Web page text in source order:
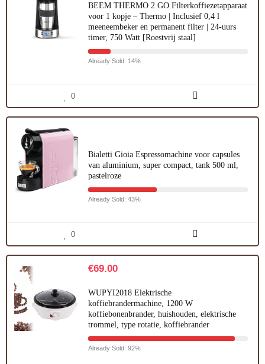
BEEM THERMO 2 GO Filterkoffiezetapparaat
voor 1 kopje – Thermo | Inclusief 0,4 l
meeneembeker en permanent filter | 24-uurs
timer, 750 Watt [Roestvrij staal]
Already Sold: 14%
0
Bialetti Gioia Espressomachine voor capsules
van aluminium, super compact, tank 500 ml,
pastelroze
Already Sold: 43%
0
€69.00
WUPYI2018 Elektrische
koffiebrandermachine, 1200 W
koffiebonenbrander, huishouden, elektrische
trommel, type rotatie, koffiebrander
Already Sold: 92%